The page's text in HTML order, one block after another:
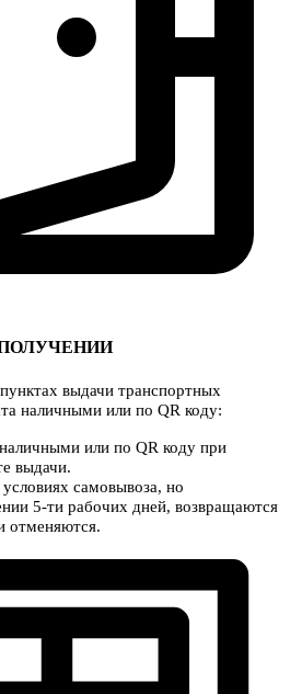
выдачи транспортных
наличными или по QR коду:
или по QR коду при
выдачи.
самовывоза, но
5-ти рабочих дней, возвращаются
отменяются.